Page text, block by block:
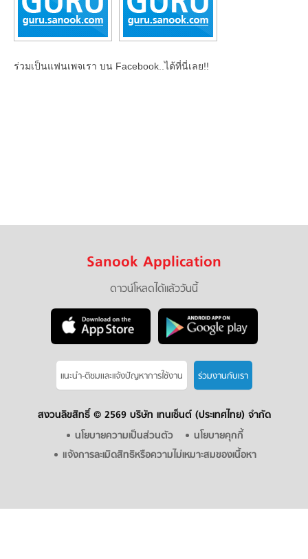
ร่วมเป็นแฟนเพจเรา บน Facebook..ได้ที่นี่เลย!!
Sanook Application
ดาวน์โหลดได้แล้ววันนี้
แนะนำ-ติชมเเละแจ้งปัญหาการใช้งาน ร่วมงานกับเรา
สงวนลิขสิทธิ์ © 2569 บริษัท เทนเซ็นต์ (ประเทศไทย) จำกัด
นโยบายความเป็นส่วนตัว
นโยบายคุกกี้
แจ้งการละเมิดสิทธิหรือความไม่เหมาะสมของเนื้อหา